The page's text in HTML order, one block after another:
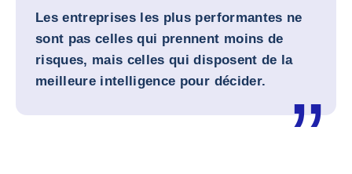
Les entreprises les plus performantes ne
sont pas celles qui prennent moins de
risques, mais celles qui disposent de la
meilleure intelligence pour décider.